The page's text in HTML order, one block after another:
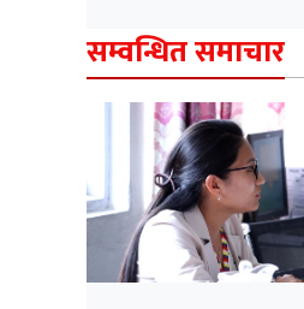
सम्वन्धित समाचार